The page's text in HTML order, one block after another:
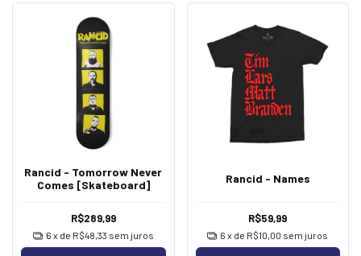
Rancid - Tomorrow Never
Comes [Skateboard]
R$289,99
6 x de R$48,33 sem juros
Rancid - Names
R$59,99
6 x de R$10,00 sem juros